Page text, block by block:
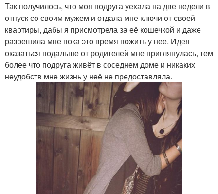
Так получилось, что моя подруга уехала на две недели в
отпуск со своим мужем и отдала мне ключи от своей
квартиры, дабы я присмотрела за её кошечкой и даже
разрешила мне пока это время пожить у неё. Идея
оказаться подальше от родителей мне приглянулась, тем
более что подруга живёт в соседнем доме и никаких
неудобств мне жизнь у неё не предоставляла.